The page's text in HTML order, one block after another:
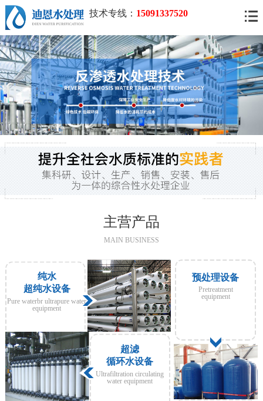
技术专线： 15091337520
主营产品
MAIN BUSINESS
纯水
超纯水设备
Pure waterbr ultrapure water
equipment
超滤
循环水设备
Ultrafiltration circulating
water equipment
预处理设备
Pretreatment
equipment